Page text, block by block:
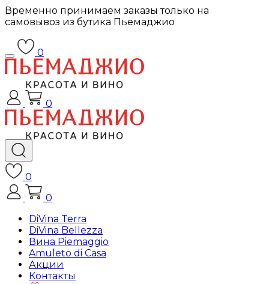
Временно принимаем заказы только на
самовывоз из бутика Пьемаджио
0
0
0
0
DiVina Terra
DiVina Bellezza
Вина Piemaggio
Amuleto di Casa
Акции
Контакты